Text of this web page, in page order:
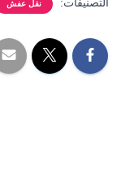
نقل عفش